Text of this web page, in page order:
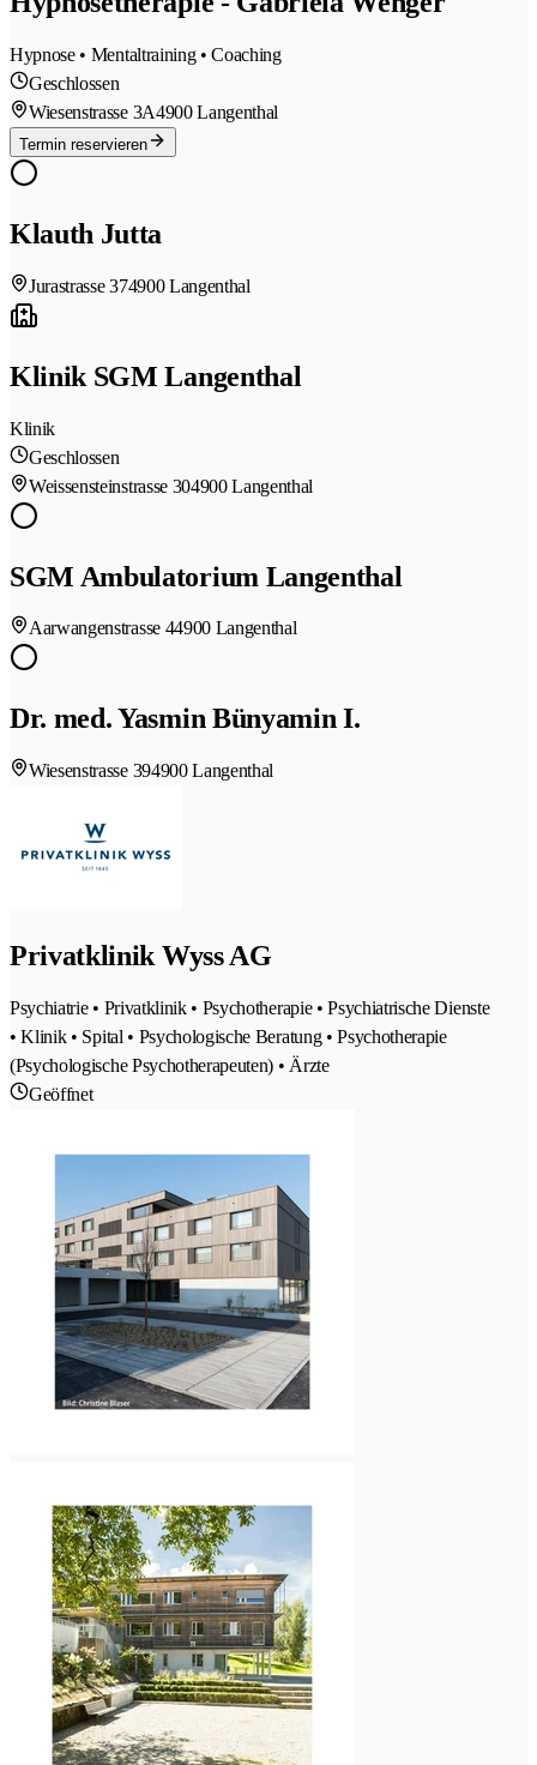
Hypnose • Mentaltraining • Coaching
Geschlossen
Wiesenstrasse 3A4900 Langenthal
Termin reservieren
Klauth Jutta
Jurastrasse 374900 Langenthal
Klinik SGM Langenthal
Klinik
Geschlossen
Weissensteinstrasse 304900 Langenthal
SGM Ambulatorium Langenthal
Aarwangenstrasse 44900 Langenthal
Dr. med. Yasmin Bünyamin I.
Wiesenstrasse 394900 Langenthal
Privatklinik Wyss AG
Psychiatrie • Privatklinik • Psychotherapie • Psychiatrische Dienste
• Klinik • Spital • Psychologische Beratung • Psychotherapie
(Psychologische Psychotherapeuten) • Ärzte
Geöffnet